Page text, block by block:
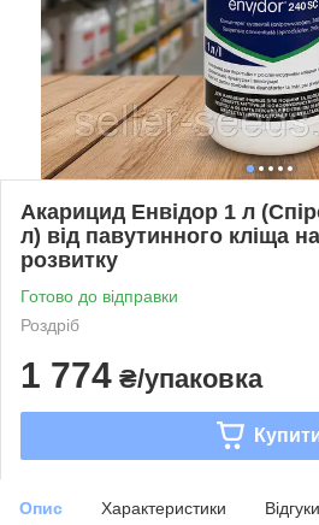
Акарицид Енвідор 1 л
л) від павутинного кліща
розвитку
Готово до відправки
Роздріб
1 774 ₴/упаковка
Опис Характеристики